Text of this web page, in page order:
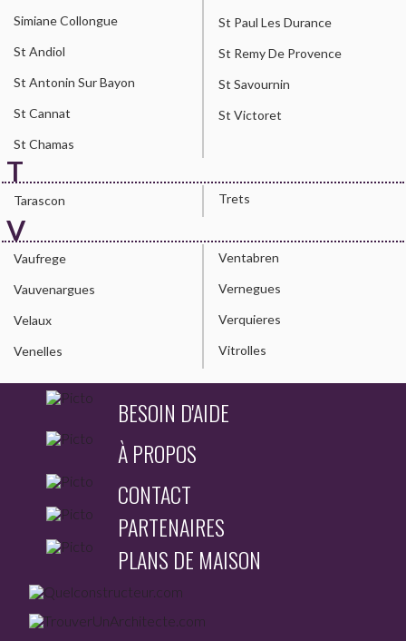
Simiane Collongue
St Andiol
St Antonin Sur Bayon
St Cannat
St Chamas
St Paul Les Durance
St Remy De Provence
St Savournin
St Victoret
T
Tarascon Trets
V
Vaufrege
Vauvenargues
Velaux
Venelles
Ventabren
Vernegues
Verquieres
Vitrolles
BESOIN D'AIDE
À PROPOS
CONTACT
PARTENAIRES
PLANS DE MAISON